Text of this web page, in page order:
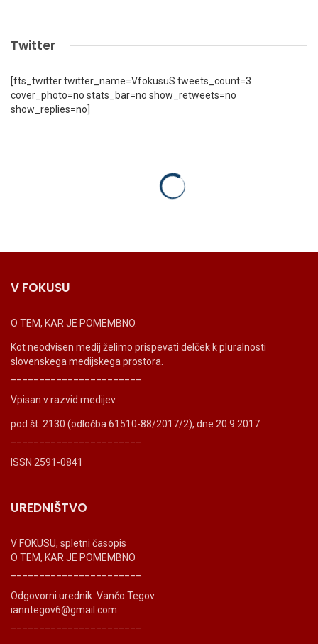
Twitter
[fts_twitter twitter_name=VfokusuS tweets_count=3
cover_photo=no stats_bar=no show_retweets=no
show_replies=no]
V FOKUSU
O TEM, KAR JE POMEMBNO.
Kot neodvisen medij želimo prispevati delček k pluralnosti
slovenskega medijskega prostora.
Vpisan v razvid medijev
pod št. 2130 (odločba 61510-88/2017/2), dne 20.9.2017.
ISSN 2591-0841
UREDNIŠTVO
V FOKUSU, spletni časopis
O TEM, KAR JE POMEMBNO
Odgovorni urednik: Vančo Tegov
ianntegov6@gmail.com